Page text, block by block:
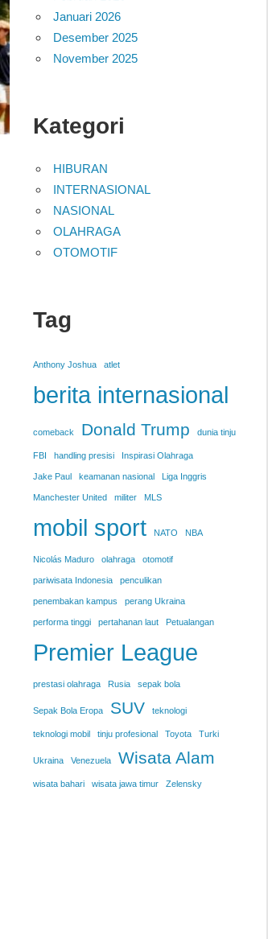
Januari 2026
Desember 2025
November 2025
Kategori
HIBURAN
INTERNASIONAL
NASIONAL
OLAHRAGA
OTOMOTIF
Tag
Anthony Joshua atlet
berita internasional
comeback Donald Trump dunia tinju
FBI handling presisi Inspirasi Olahraga
Jake Paul keamanan nasional Liga Inggris
Manchester United militer MLS
mobil sport NATO NBA
Nicolás Maduro olahraga otomotif
pariwisata Indonesia penculikan
penembakan kampus perang Ukraina
performa tinggi pertahanan laut Petualangan
Premier League
prestasi olahraga Rusia sepak bola
Sepak Bola Eropa SUV teknologi
teknologi mobil tinju profesional Toyota Turki
Ukraina Venezuela Wisata Alam
wisata bahari wisata jawa timur Zelensky